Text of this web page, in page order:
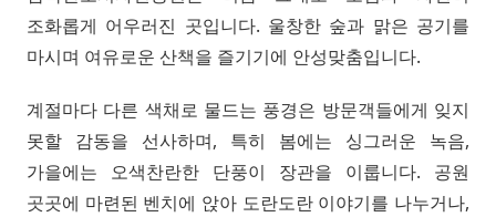
조화롭게 어우러진 곳입니다. 울창한 숲과 맑은 공기를
마시며 여유로운 산책을 즐기기에 안성맞춤입니다.
계절마다 다른 색채로 물드는 풍경은 방문객들에게 잊지
못할 감동을 선사하며, 특히 봄에는 싱그러운 녹음,
가을에는 오색찬란한 단풍이 장관을 이룹니다. 공원
곳곳에 마련된 벤치에 앉아 도란도란 이야기를 나누거나,